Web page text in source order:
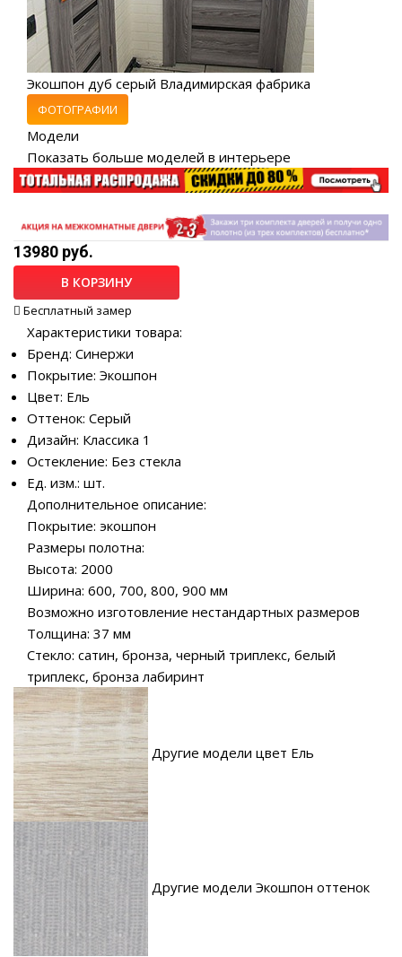
Экошпон дуб серый Владимирская фабрика
ФОТОГРАФИИ
Модели
Показать больше моделей в интерьере
13980 руб.
В КОРЗИНУ
Бесплатный замер
Характеристики товара:
Бренд: Синержи
Покрытие: Экошпон
Цвет: Ель
Оттенок: Серый
Дизайн: Классика 1
Остекление: Без стекла
Ед. изм.: шт.
Дополнительное описание:
Покрытие: экошпон
Размеры полотна:
Высота: 2000
Ширина: 600, 700, 800, 900 мм
Возможно изготовление нестандартных размеров
Толщина: 37 мм
Стекло: сатин, бронза, черный триплекс, белый
триплекс, бронза лабиринт
Другие модели цвет Ель
Другие модели Экошпон оттенок